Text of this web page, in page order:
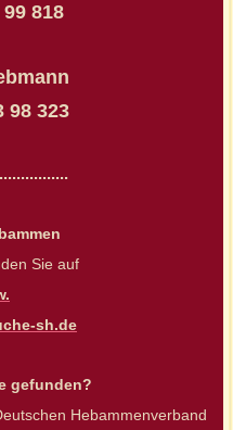
818
98 323
Sie auf
sh.de
gefunden?
Hebammenverband